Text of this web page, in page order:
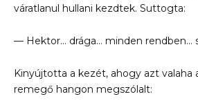
váratlanul hullani kezdtek. Suttogta:
— Hektor… drága… minden rendben…
Kinyújtotta a kezét, ahogy azt valaha
remegő hangon megszólalt: